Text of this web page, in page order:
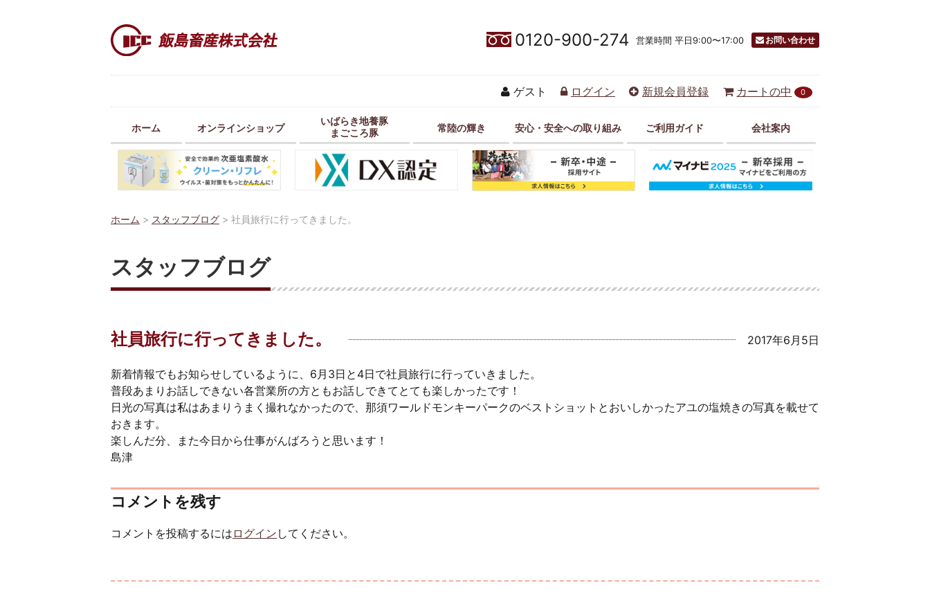
0120-900-274 営業時間 平日9:00〜17:00 お問い合わせ
ゲスト ログイン 新規会員登録 カートの中 0
ホーム オンラインショップ
いばらき地養豚
まごころ豚
常陸の輝き 安心・安全への取り組み ご利用ガイド 会社案内
ホーム > スタッフブログ > 社員旅行に行ってきました。
スタッフブログ
社員旅行に行ってきました。 2017年6月5日
新着情報でもお知らせしているように、6月3日と4日で社員旅行に行っていきました。
普段あまりお話しできない各営業所の方ともお話しできてとても楽しかったです！
日光の写真は私はあまりうまく撮れなかったので、那須ワールドモンキーパークのベストショットとおいしかったアユの塩焼きの写真を載せて
おきます。
楽しんだ分、また今日から仕事がんばろうと思います！
島津
コメントを残す
コメントを投稿するには ログイン してください。